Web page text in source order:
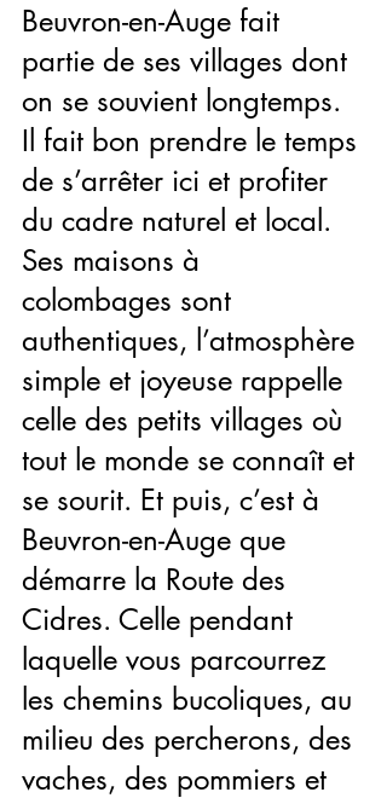
Beuvron-en-Auge fait
partie de ses villages dont
on se souvient longtemps.
Il fait bon prendre le temps
de s’arrêter ici et profiter
du cadre naturel et local.
Ses maisons à
colombages sont
authentiques, l’atmosphère
simple et joyeuse rappelle
celle des petits villages où
tout le monde se connaît et
se sourit. Et puis, c’est à
Beuvron-en-Auge que
démarre la Route des
Cidres. Celle pendant
laquelle vous parcourrez
les chemins bucoliques, au
milieu des percherons, des
vaches, des pommiers et